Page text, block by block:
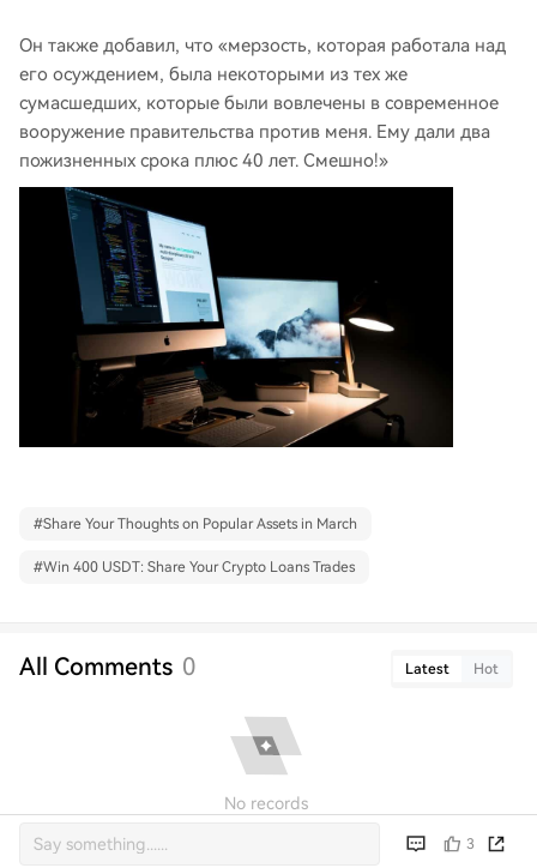
Он также добавил, что «мерзость, которая работала над
его осуждением, была некоторыми из тех же
сумасшедших, которые были вовлечены в современное
вооружение правительства против меня. Ему дали два
пожизненных срока плюс 40 лет. Смешно!»
#Share Your Thoughts on Popular Assets in March
#Win 400 USDT: Share Your Crypto Loans Trades
All Comments 0 Latest Hot
No records
3